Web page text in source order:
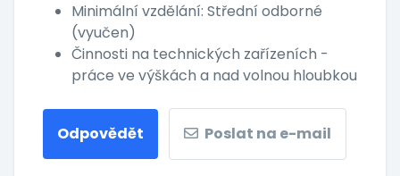
Minimální vzdělání: Střední odborné
(vyučen)
Činnosti na technických zařízeních -
práce ve výškách a nad volnou hloubkou
Odpovědět Poslat na e-mail